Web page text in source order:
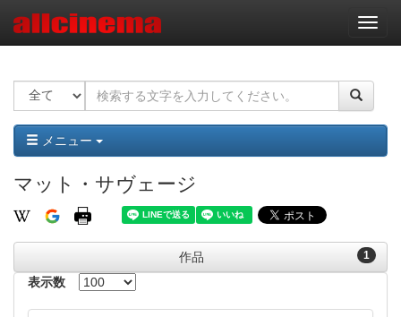
ナ
ビ
ー
ョ
ン
メニュー
マット・サヴェージ
1
作品
表示数